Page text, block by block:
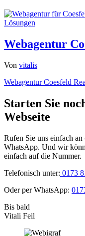
Webagentur
Von vitalis
Webagentur Coesfeld
Starten Sie
Webseite
Rufen Sie uns einfach
WhatsApp. Und wir
einfach auf die Nummer.
Telefonisch unter: 0173
Oder per WhatsApp:
Bis bald
Vitali Feil